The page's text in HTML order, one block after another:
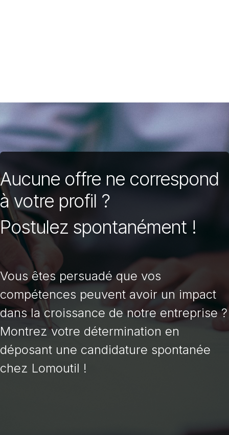
Aucune offre ne correspond
à votre profil ?
Postulez spontanément !
Vous êtes persuadé que vos
compétences peuvent avoir un impact
dans la croissance de notre entreprise ?
Montrez votre détermination en
déposant une candidature spontanée
chez Lomoutil !